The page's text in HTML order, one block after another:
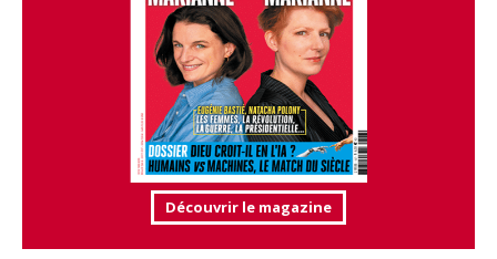
Découvrir le magazine